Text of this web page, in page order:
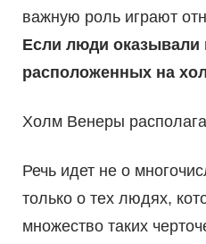
важную роль играют
Если люди оказывали
расположенных на
Холм Венеры
Речь идет не о
только о тех людях,
множество таких